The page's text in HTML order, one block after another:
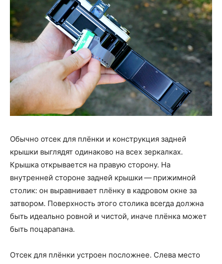
Обычно отсек для плёнки и конструкция задней
крышки выглядят одинаково на всех зеркалках.
Крышка открывается на правую сторону. На
внутренней стороне задней крышки — прижимной
столик: он выравнивает плёнку в кадровом окне за
затвором. Поверхность этого столика всегда должна
быть идеально ровной и чистой, иначе плёнка может
быть поцарапана.
Отсек для плёнки устроен посложнее. Слева место